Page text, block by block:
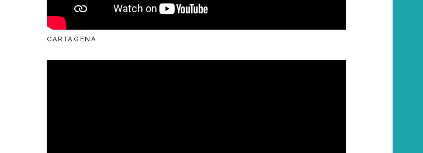
CARTAGENA